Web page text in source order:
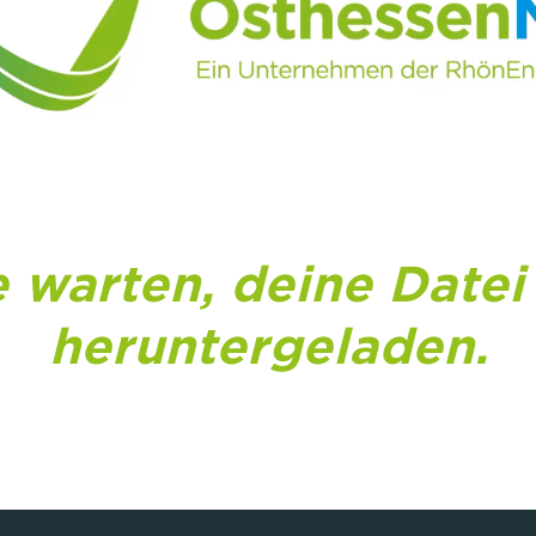
warten, deine
heruntergeladen.